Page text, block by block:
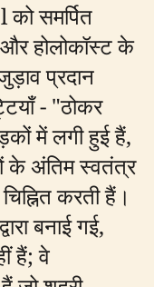
समर्पित
होलोकॉस्ट के
प्रदान
- "ठोकर
में लगी हुई हैं,
के अंतिम स्वतंत्र
करती हैं।
बनाई गई,
हैं; वे